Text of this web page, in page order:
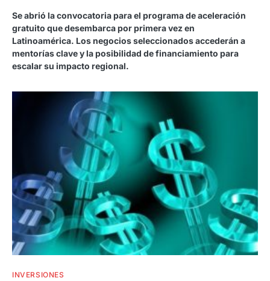
Se abrió la convocatoria para el programa de aceleración
gratuito que desembarca por primera vez en
Latinoamérica. Los negocios seleccionados accederán a
mentorías clave y la posibilidad de financiamiento para
escalar su impacto regional.
INVERSIONES